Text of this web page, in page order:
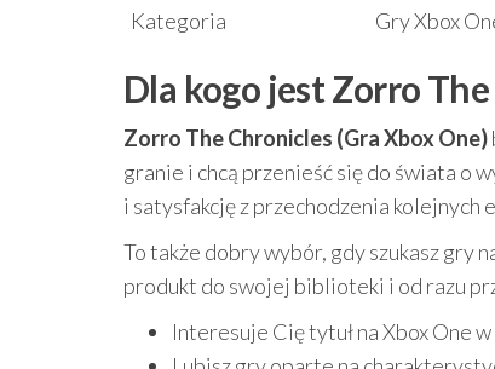
Kategoria
Gry Xbox
Dla kogo jest Zorro
Zorro The Chronicles (Gra Xbox One)
granie i chcą przenieść się do świata o
i satysfakcję z przechodzenia kolejnych
To także dobry wybór, gdy szukasz gry
produkt do swojej biblioteki i od razu
Interesuje Cię tytuł na Xbox One